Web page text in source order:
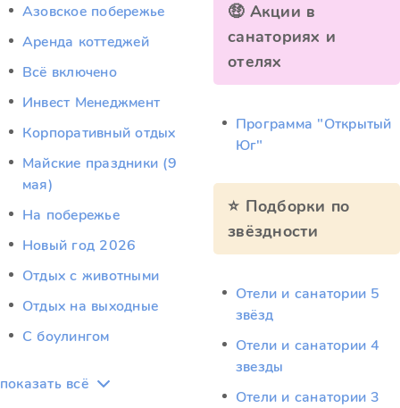
Азовское побережье
Аренда коттеджей
Всё включено
Инвест Менеджмент
Корпоративный отдых
Майские праздники (9
мая)
На побережье
Новый год 2026
Отдых c животными
Отдых на выходные
С боулингом
показать всё
🤑 Акции в
санаториях и
отелях
Программа "Открытый
Юг"
⭐ Подборки по
звёздности
Отели и санатории 5
звёзд
Отели и санатории 4
звезды
Отели и санатории 3